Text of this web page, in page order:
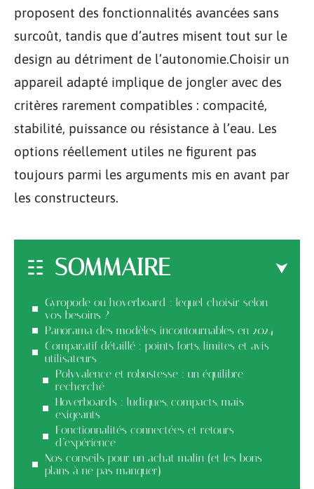
proposent des fonctionnalités avancées sans
surcoût, tandis que d’autres misent tout sur le
design au détriment de l’autonomie.Choisir un
appareil adapté implique de jongler avec des
critères rarement compatibles : compacité,
stabilité, puissance ou résistance à l’eau. Les
options réellement utiles ne figurent pas
toujours parmi les arguments mis en avant par
les constructeurs.
SOMMAIRE
Gyropode ou hoverboard : lequel choisir selon
vos besoins ?
Panorama des modèles incontournables en 2024
Comparatif détaillé : points forts, limites et avis
utilisateurs
Polyvalence et robustesse : un équilibre
recherché
Hoverboards : ludiques, compacts, mais
exigeants
Fonctionnalités connectées et retours
d’expérience
Nos conseils pour un achat malin (et les bons
plans à ne pas manquer)